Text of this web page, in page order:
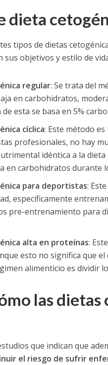
dieta
tipos de dietas
sus objetivos y estilo de
regular: Se trata del
en carbohidratos,
esta se basa en 5%
cíclica: Este método
profesionales, no hay
idéntica a la
en carbohidratos durante
para deportistas:
específicamente
pre-entrenamiento para
alta en proteínas:
esto no significa que
alimenticio es dividir
las
que indican que
el riesgo de sufrir